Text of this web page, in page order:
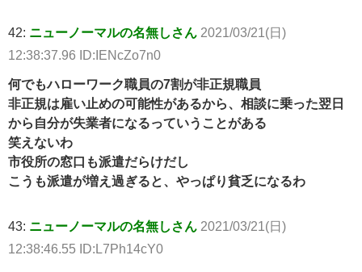
42: ニューノーマルの名無しさん 2021/03/21(日)
12:38:37.96 ID:IENcZo7n0
何でもハローワーク職員の7割が非正規職員
非正規は雇い止めの可能性があるから、相談に乗った翌日
から自分が失業者になるっていうことがある
笑えないわ
市役所の窓口も派遣だらけだし
こうも派遣が増え過ぎると、やっぱり貧乏になるわ
43: ニューノーマルの名無しさん 2021/03/21(日)
12:38:46.55 ID:L7Ph14cY0